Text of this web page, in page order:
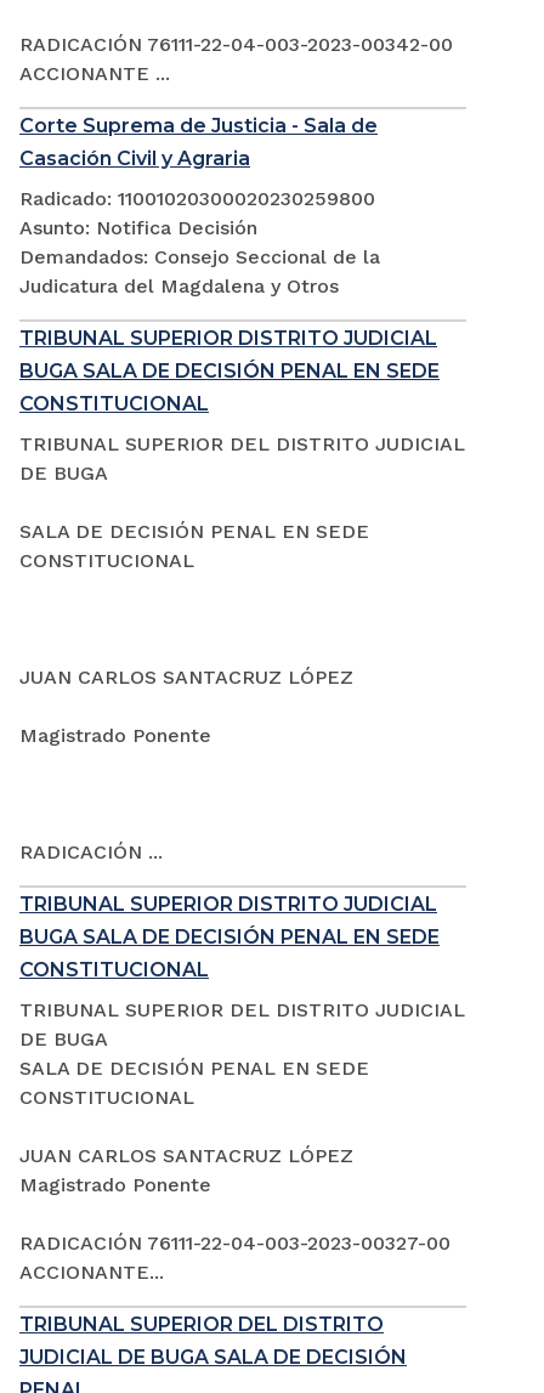
RADICACIÓN 76111-22-04-003-2023-00342-00
ACCIONANTE ...
Corte Suprema de Justicia - Sala de
Casación Civil y Agraria
Radicado: 11001020300020230259800
Asunto: Notifica Decisión
Demandados: Consejo Seccional de la
Judicatura del Magdalena y Otros
TRIBUNAL SUPERIOR DISTRITO JUDICIAL
BUGA SALA DE DECISIÓN PENAL EN SEDE
CONSTITUCIONAL
TRIBUNAL SUPERIOR DEL DISTRITO JUDICIAL
DE BUGA
SALA DE DECISIÓN PENAL EN SEDE
CONSTITUCIONAL
JUAN CARLOS SANTACRUZ LÓPEZ
Magistrado Ponente
RADICACIÓN ...
TRIBUNAL SUPERIOR DISTRITO JUDICIAL
BUGA SALA DE DECISIÓN PENAL EN SEDE
CONSTITUCIONAL
TRIBUNAL SUPERIOR DEL DISTRITO JUDICIAL
DE BUGA
SALA DE DECISIÓN PENAL EN SEDE
CONSTITUCIONAL
JUAN CARLOS SANTACRUZ LÓPEZ
Magistrado Ponente
RADICACIÓN 76111-22-04-003-2023-00327-00
ACCIONANTE...
TRIBUNAL SUPERIOR DEL DISTRITO
JUDICIAL DE BUGA SALA DE DECISIÓN